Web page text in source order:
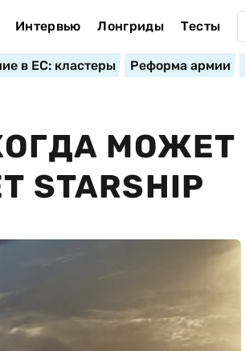
Интервью Лонгриды Тесты
в ЕС: кластеры Реформа армии
МОЖЕТ